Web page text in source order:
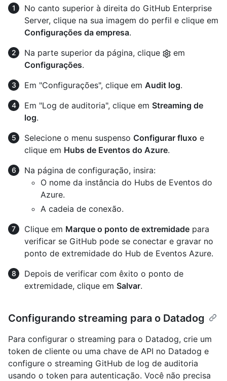
No canto superior à direita do GitHub Enterprise
Server, clique na sua imagem do perfil e clique em
Configurações da empresa.
Na parte superior da página, clique
em
Configurações.
Em "Configurações", clique em Audit log.
Em "Log de auditoria", clique em Streaming de
log.
Selecione o menu suspenso Configurar fluxo e
clique em Hubs de Eventos do Azure.
Na página de configuração, insira:
O nome da instância do Hubs de Eventos do
Azure.
A cadeia de conexão.
Clique em Marque o ponto de extremidade para
verificar se GitHub pode se conectar e gravar no
ponto de extremidade do Hub de Eventos Azure.
Depois de verificar com êxito o ponto de
extremidade, clique em Salvar.
Configurando streaming para o Datadog
Para configurar o streaming para o Datadog, crie um
token de cliente ou uma chave de API no Datadog e
configure o streaming GitHub de log de auditoria
usando o token para autenticação. Você não precisa